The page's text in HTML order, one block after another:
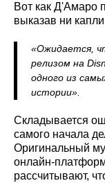
Вот как Д'Амаро
выказав ни
«Ожидается,
релизом на
одного из
истории».
Складывается
самого начала
Оригинальный
онлайн-
рассчитывают,